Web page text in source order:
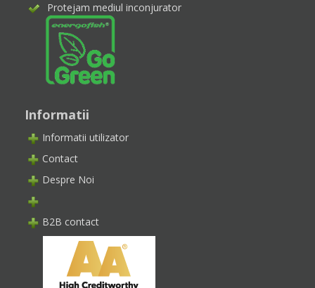
Protejam mediul inconjurator
Informatii
Informatii utilizator
Contact
Despre Noi
B2B contact